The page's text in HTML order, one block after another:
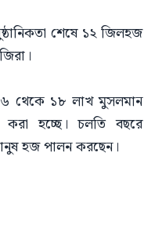
শেষে ১২ জিলহজ
থেকে ১৮ লাখ মুসলমান
হচ্ছে। চলতি বছরে
হজ পালন করছেন।